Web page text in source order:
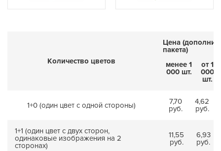
Количество цветов
Цена
пакета)
менее 1
000 шт.
от 1
000
шт.
1+0 (один цвет с одной стороны)
7,70
руб.
4,62
руб.
1+1 (один цвет с двух сторон,
одинаковые изображения на 2
сторонах)
11,55
руб.
6,93
руб.